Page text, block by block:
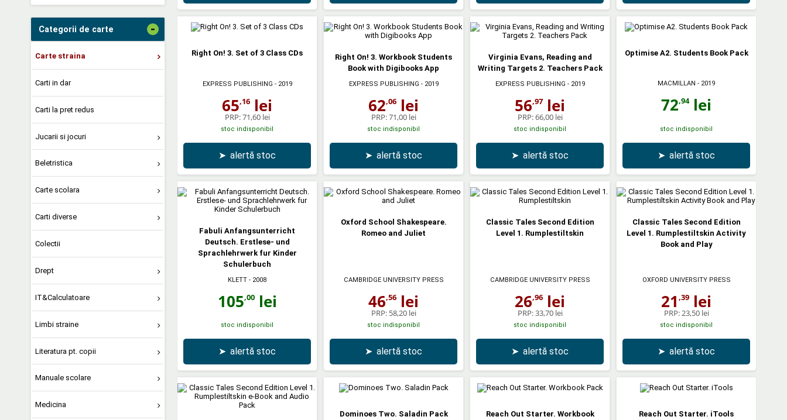
Categorii de carte -
Carte straina
Carti in dar
Carti la pret redus
Jucarii si jocuri
Beletristica
Carte scolara
Carti diverse
Colectii
Drept
IT&Calculatoare
Limbi straine
Literatura pt. copii
Manuale scolare
Medicina
Right On! 3. Set of 3 Class CDs
EXPRESS PUBLISHING - 2019
65,16 lei
PRP:71,60 lei
stoc indisponibil
➤ alertă stoc
Right On! 3. Workbook Students
Book with Digibooks App
EXPRESS PUBLISHING - 2019
62,06 lei
PRP:71,00 lei
stoc indisponibil
➤ alertă stoc
Virginia Evans, Reading and
Writing Targets 2. Teachers Pack
EXPRESS PUBLISHING - 2019
56,97 lei
PRP:66,00 lei
stoc indisponibil
➤ alertă stoc
Optimise A2. Students Book Pack
MACMILLAN - 2019
72,94lei
stoc indisponibil
➤ alertă stoc
Fabuli Anfangsunterricht
Deutsch. Erstlese- und
Sprachlehrwerk fur Kinder
Schulerbuch
KLETT - 2008
105,00lei
stoc indisponibil
➤ alertă stoc
Oxford School Shakespeare.
Romeo and Juliet
CAMBRIDGE UNIVERSITY PRESS
46,56 lei
PRP: 58,20 lei
stoc indisponibil
➤ alertă stoc
Classic Tales Second Edition
Level 1. Rumplestiltskin
CAMBRIDGE UNIVERSITY PRESS
26,96 lei
PRP:33,70 lei
stoc indisponibil
➤ alertă stoc
Classic Tales Second Edition
Level 1. Rumplestiltskin Activity
Book and Play
OXFORD UNIVERSITY PRESS
21 ,39 lei
PRP:23,50 lei
stoc indisponibil
➤ alertă stoc
Dominoes Two. Saladin Pack
Reach Out Starter. Workbook
Reach Out Starter. iTools